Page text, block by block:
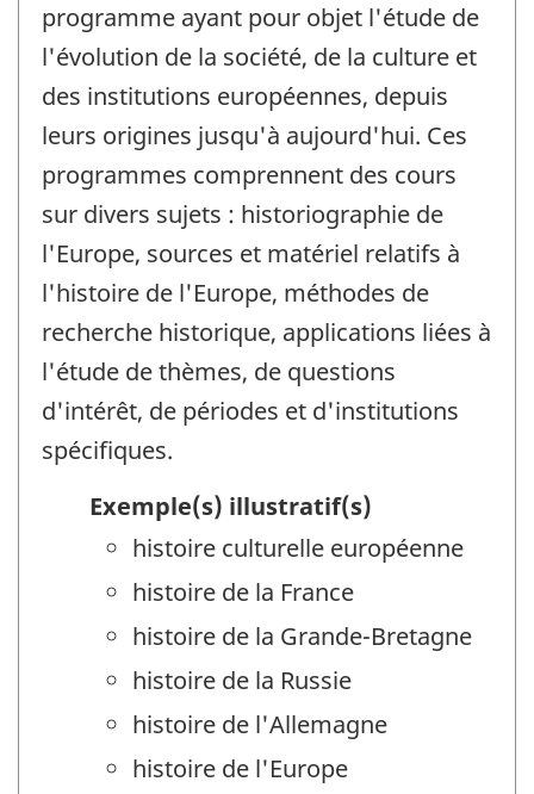
programme ayant pour objet l'étude de
l'évolution de la société, de la culture et
des institutions européennes, depuis
leurs origines jusqu'à aujourd'hui. Ces
programmes comprennent des cours
sur divers sujets : historiographie de
l'Europe, sources et matériel relatifs à
l'histoire de l'Europe, méthodes de
recherche historique, applications liées à
l'étude de thèmes, de questions
d'intérêt, de périodes et d'institutions
spécifiques.
Exemple(s) illustratif(s)
histoire culturelle européenne
histoire de la France
histoire de la Grande-Bretagne
histoire de la Russie
histoire de l'Allemagne
histoire de l'Europe